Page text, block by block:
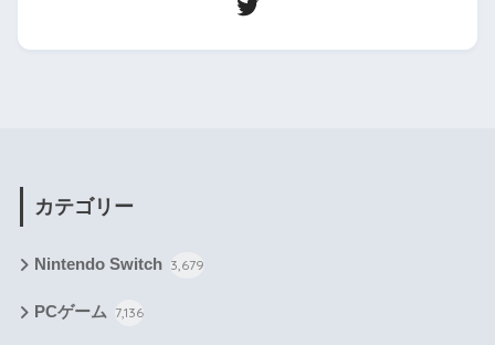
カテゴリー
Nintendo Switch 3,679
PCゲーム 7,136